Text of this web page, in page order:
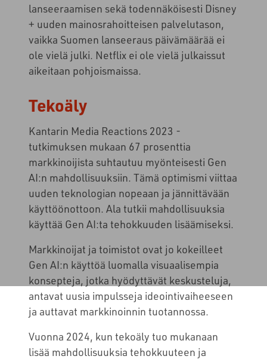
lanseeraamisen sekä todennäköisesti Disney
+ uuden mainosrahoitteisen palvelutason,
vaikka Suomen lanseeraus päivämäärää ei
ole vielä julki. Netflix ei ole vielä julkaissut
aikeitaan pohjoismaissa.
Tekoäly
Kantarin Media Reactions 2023 -
tutkimuksen mukaan 67 prosenttia
markkinoijista suhtautuu myönteisesti Gen
AI:n mahdollisuuksiin. Tämä optimismi viittaa
uuden teknologian nopeaan ja jännittävään
käyttöönottoon. Ala tutkii mahdollisuuksia
käyttää Gen AI:ta tehokkuuden lisäämiseksi.
Markkinoijat ja toimistot ovat jo kokeilleet
Gen AI:n käyttöä luomalla visuaalisempia
konsepteja, jotka hyödyttävät keskusteluja,
antavat uusia impulsseja ideointivaiheeseen
ja auttavat markkinoinnin tuotannossa.
Vuonna 2024, kun tekoäly tuo mukanaan
lisää mahdollisuuksia tehokkuuteen ja